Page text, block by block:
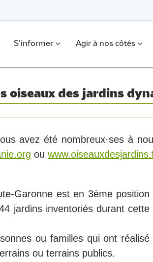
S’informer Agir à nos côtés
oiseaux des jardins
avez été nombreux·ses à
ou
Garonne est en 3ème position
jardins inventoriés durant cette
ou familles qui ont réalisé
ou terrains publics.